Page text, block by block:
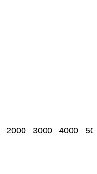
2000 3000 4000